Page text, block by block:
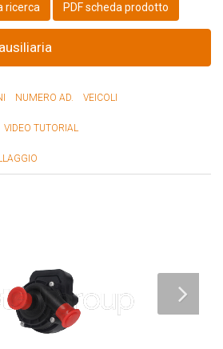
PDF scheda prodotto
NUMERO AD. VEICOLI
VIDEO TUTORIAL